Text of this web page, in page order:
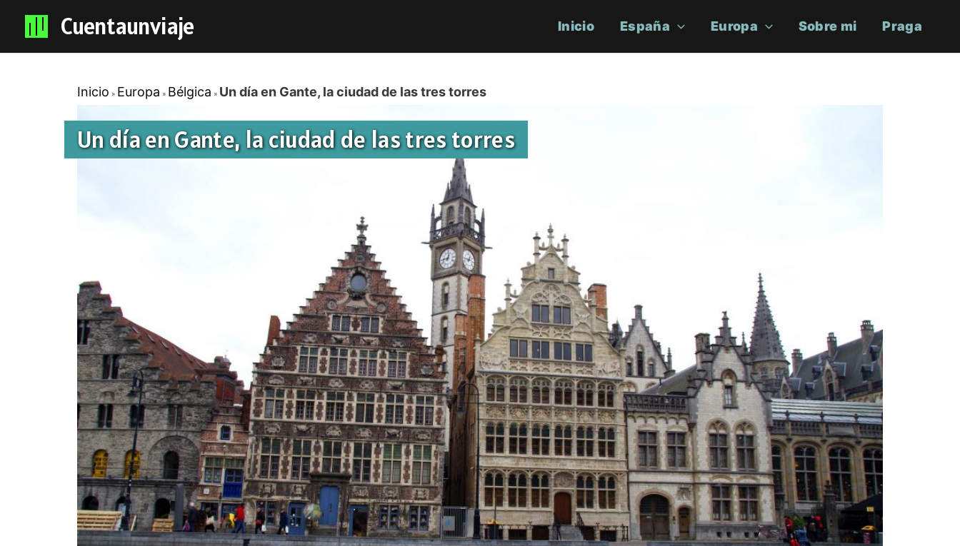
Cuentaunviaje Inicio España Europa Sobre mi Praga
Inicio Europa Bélgica Un día en Gante, la ciudad de las tres torres
Un día en Gante, la ciudad de las tres torres